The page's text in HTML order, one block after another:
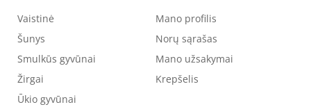
Vaistinė
Šunys
Smulkūs gyvūnai
Žirgai
Ūkio gyvūnai
Mano profilis
Norų sąrašas
Mano užsakymai
Krepšelis